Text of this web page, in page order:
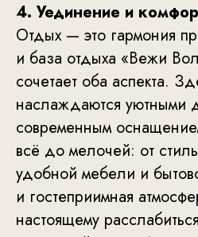
4. Уединение и
Отдых — это гармония
и база отдыха «Вежи
сочетает оба аспекта.
наслаждаются уютными
современным
всё до мелочей: от
удобной мебели и
и гостеприимная
настоящему